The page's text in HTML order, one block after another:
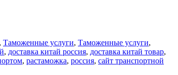
, Таможенные услуги, Таможенные услуги,
, доставка китай россия, доставка китай товар,
, растаможка, россия, сайт транспортной